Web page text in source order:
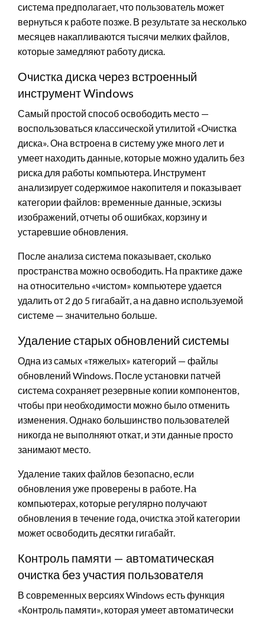
система предполагает, что пользователь может
вернуться к работе позже. В результате за несколько
месяцев накапливаются тысячи мелких файлов,
которые замедляют работу диска.
Очистка диска через встроенный
инструмент Windows
Самый простой способ освободить место —
воспользоваться классической утилитой «Очистка
диска». Она встроена в систему уже много лет и
умеет находить данные, которые можно удалить без
риска для работы компьютера. Инструмент
анализирует содержимое накопителя и показывает
категории файлов: временные данные, эскизы
изображений, отчеты об ошибках, корзину и
устаревшие обновления.
После анализа система показывает, сколько
пространства можно освободить. На практике даже
на относительно «чистом» компьютере удается
удалить от 2 до 5 гигабайт, а на давно используемой
системе — значительно больше.
Удаление старых обновлений системы
Одна из самых «тяжелых» категорий — файлы
обновлений Windows. После установки патчей
система сохраняет резервные копии компонентов,
чтобы при необходимости можно было отменить
изменения. Однако большинство пользователей
никогда не выполняют откат, и эти данные просто
занимают место.
Удаление таких файлов безопасно, если
обновления уже проверены в работе. На
компьютерах, которые регулярно получают
обновления в течение года, очистка этой категории
может освободить десятки гигабайт.
Контроль памяти — автоматическая
очистка без участия пользователя
В современных версиях Windows есть функция
«Контроль памяти», которая умеет автоматически